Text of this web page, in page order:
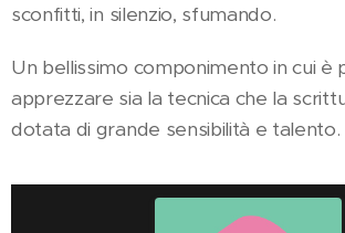
sconfitti, in silenzio, sfumando.
Un bellissimo componimento in cui è
apprezzare sia la tecnica che la
dotata di grande sensibilità e talento.